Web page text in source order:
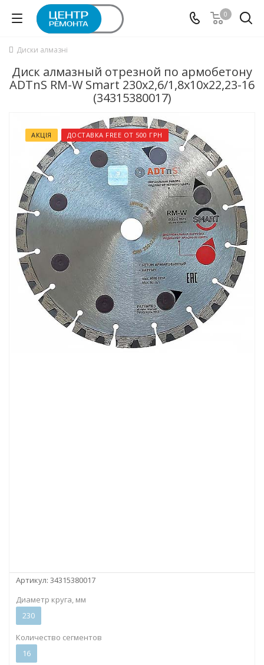
0
Диски алмазні
Диск алмазный отрезной по армобетону
ADTnS RM-W Smart 230x2,6/1,8x10x22,23-16
(34315380017)
АКЦІЯ ДОСТАВКА FREE ОТ 500 ГРН
Артикул: 34315380017
Диаметр круга, мм
230
Количество сегментов
16